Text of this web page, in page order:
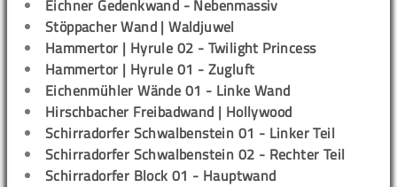
Eichner Gedenkwand - Nebenmassiv
Stöppacher Wand | Waldjuwel
Hammertor | Hyrule 02 - Twilight Princess
Hammertor | Hyrule 01 - Zugluft
Eichenmühler Wände 01 - Linke Wand
Hirschbacher Freibadwand | Hollywood
Schirradorfer Schwalbenstein 01 - Linker Teil
Schirradorfer Schwalbenstein 02 - Rechter Teil
Schirradorfer Block 01 - Hauptwand